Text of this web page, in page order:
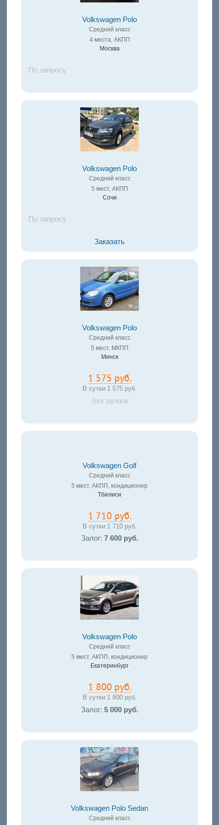
Volkswagen Polo
Средний класс
4 места, АКПП
Москва
По запросу
Volkswagen Polo
Средний класс
5 мест, АКПП
Сочи
По запросу
Заказать
Volkswagen Polo
Средний класс
5 мест, МКПП
Минск
1 575 руб.
В сутки:1 575 руб.
без залога
Volkswagen Golf
Средний класс
5 мест, АКПП, кондиционер
Тбилиси
1 710 руб.
В сутки:1 710 руб.
Залог: 7 600 руб.
Volkswagen Polo
Средний класс
5 мест, АКПП, кондиционер
Екатеринбург
1 800 руб.
В сутки:1 800 руб.
Залог: 5 000 руб.
Volkswagen Polo Sedan
Средний класс